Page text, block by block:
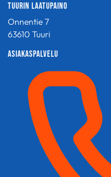
on
useampi
muunnelma.
Voit
tehdä
tuotteen
sivulla.
Tuurin Laatupaino
Onnentie 7
63610 Tuuri
Asiakaspalvelu